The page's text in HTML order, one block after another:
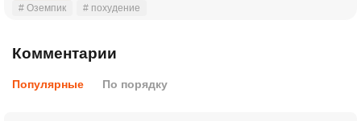
# Оземпик
# похудение
Комментарии
Популярные По порядку